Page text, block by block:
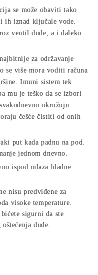
se može obaviti tako
ih iznad ključale vode.
ventil dude, a i daleko
za održavanje
se više mora voditi računa
Imuni sistem tek
mu je teško da se izbori
okružuju.
češće čistiti od onih
put kada padnu na pod.
jednom dnevno.
ispod mlaza hladne
nisu predviđene za
visoke temperature.
sigurni da ste
dude.